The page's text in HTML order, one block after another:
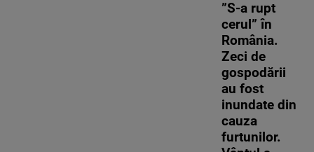
”S-a rupt
cerul” în
România.
Zeci de
gospodării
au fost
inundate din
cauza
furtunilor.